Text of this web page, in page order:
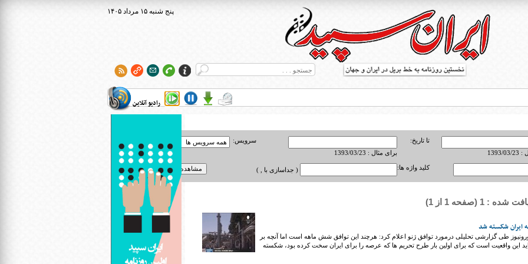
۱۴۰۵ پنج شنبه ۱۵ مرداد
رادیو آنلاین
بریل در جهان
23
تا تاریخ:
برای مثال : 1393/03/23
سرویس:
کلید واژه ها: ( جداسازی با , )
: 1 (صفحه 1 از 1)
ایران شکسته شد
طی گزارشی تحلیلی درمورد توافق ژنو اعلام کرد: هرچند این توافق شش ماهه است اما آنچه بر
این واقعیت است که برای اولین بار طرح تحریم ها که عرصه را برای ایران سخت کرده بود، شکسته